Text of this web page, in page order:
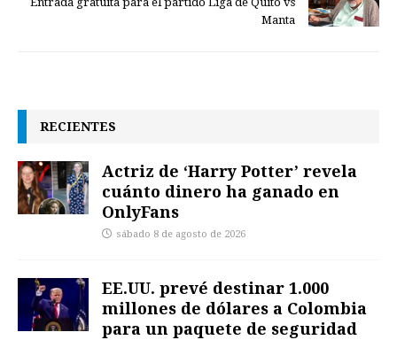
Manta
RECIENTES
Actriz de ‘Harry Potter’ revela
cuánto dinero ha ganado en
OnlyFans
sábado 8 de agosto de 2026
EE.UU. prevé destinar 1.000
millones de dólares a Colombia
para un paquete de seguridad